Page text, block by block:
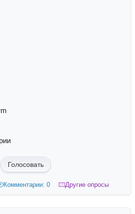
Голосовать
Комментарии: 0 Другие опросы